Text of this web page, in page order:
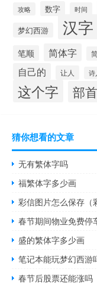
攻略 数字 时间
梦幻西游 汉字
笔顺 简体字
自己的 让人 诗
这个字 部首
猜你想看的文章
无有繁体字吗
福繁体字多少画
彩信图片怎么保存（
春节期间物业免费停
盛的繁体字多少画
笔记本能玩梦幻西游
春节后股票还能涨吗